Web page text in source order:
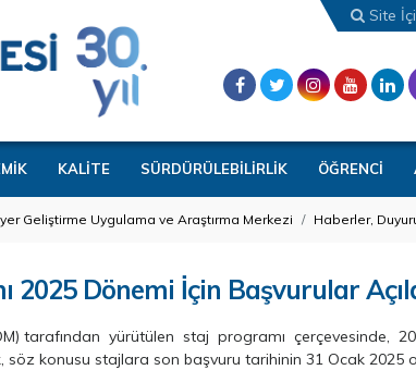
Site
KALİTE SÜRDÜRÜLEBİLİRLİK ÖĞRENCİ
Geliştirme Uygulama ve Araştırma Merkezi Haberler,
2025 Dönemi İçin Başvurular
tarafından yürütülen staj programı çerçevesinde,
konusu stajlara son başvuru tarihinin 31 Ocak 2025